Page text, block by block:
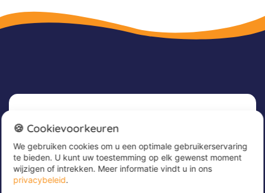
Nieuwsbrief
Meld u nu aan voor onze nieuwsbrief om
geweldige aanbiedingen te ontvangen en op de
hoogte te blijven!
🍪 Cookievoorkeuren
We gebruiken cookies om u een optimale gebruikerservaring
te bieden. U kunt uw toestemming op elk gewenst moment
wijzigen of intrekken. Meer informatie vindt u in ons
privacybeleid.